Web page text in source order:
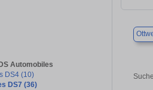
Automobiles
DS4 (10)
DS7 (36)